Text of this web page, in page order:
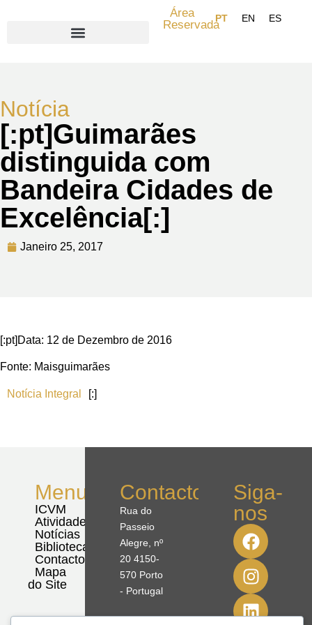
Área
Reservada
Notícia
[:pt]Guimarães
distinguida com
Bandeira Cidades de
Excelência[:]
Janeiro 25, 2017
[:pt]Data: 12 de Dezembro de 2016
Fonte: Maisguimarães
Notícia Integral [:]
Menu
ICVM
Atividades
Notícias
Biblioteca
Contactos
Mapa
do Site
Contactos
Rua do
Passeio
Alegre, nº
20 4150-
570 Porto
- Portugal
Siga-
nos